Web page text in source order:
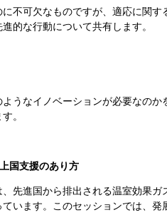
不可欠なものですが、適応に関
的な行動について共有します。
うなイノベーションが必要なの
。
国支援のあり方
先進国から排出される温室効果
います。このセッションでは、